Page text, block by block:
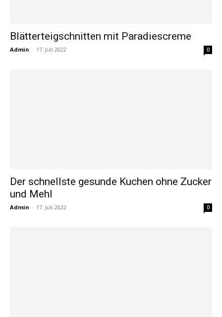
Blätterteigschnitten mit Paradiescreme
Admin - 17. Juli 2022 0
Der schnellste gesunde Kuchen ohne Zucker
und Mehl
Admin - 17. Juli 2022 0